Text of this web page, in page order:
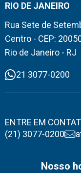
RIO DE JANEIRO
Rua Sete de
Centro - CEP:
Rio de Janeiro - RJ
21 3077-0200
ENTRE EM
(21) 3077-0200
Nosso